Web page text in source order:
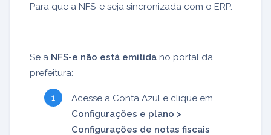
Para que a NFS-e seja sincronizada com o ERP.
Se a NFS-e não está emitida no portal da
prefeitura:
Acesse a Conta Azul e clique em
Configurações e plano >
Configurações de notas fiscais